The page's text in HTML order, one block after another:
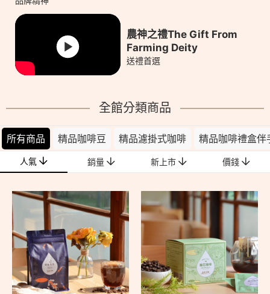
農神之禮The Gift From
Farming Deity
送禮首選
全館分類商品
所有商品 精品咖啡豆 精品濾掛式咖啡 精品咖啡禮盒伴
人氣 銷量 新上市 價錢